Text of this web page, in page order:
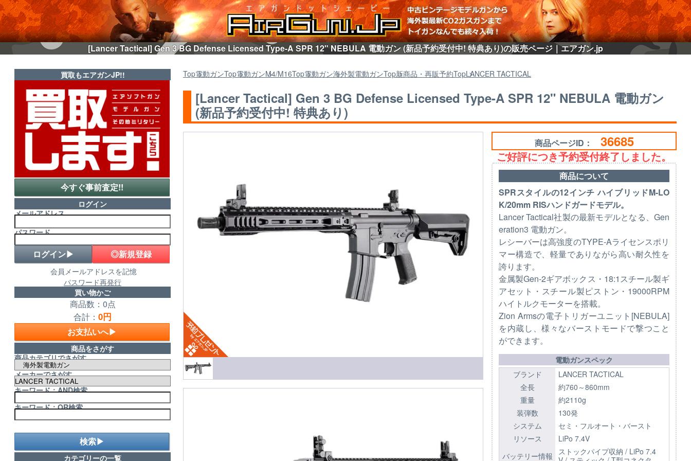
[Lancer Tactical] Gen 3 BG Defense Licensed Type-A SPR 12" NEBULA 電動ガン (新品予約受付中! 特典あり)の販売ページ｜エアガン.jp
Top電動ガンTop電動ガンM4/M16Top電動ガン海外製電動ガンTop新商品・再販予約TopLANCER TACTICAL
[Lancer Tactical] Gen 3 BG Defense Licensed Type-A SPR 12" NEBULA 電動ガン
(新品予約受付中! 特典あり)
商品ページID： 36685
ご好評につき予約受付終了しました。
商品について
SPRスタイルの12インチ ハイブリッドM-LO
K/20mm RISハンドガードモデル。
Lancer Tactical社製の最新モデルとなる、Gen
eration3 電動ガン。
レシーバーは高強度のTYPE-Aライセンスポリ
マー構造で、軽量でありながら高い耐久性を
誇ります。
金属製Gen-2ギアボックス・18:1スチール製ギ
アセット・スチール製ピストン・19000RPM
ハイトルクモーターを搭載。
Zion Armsの電子トリガーユニット[NEBULA]
を内蔵し、様々なバーストモードで撃つこと
ができます。
電動ガンスペック
ブランド
LANCER TACTICAL
全長
約760～860mm
重量
約2110g
装弾数
130発
システム
セミ・フルオート・バースト
リソース
LiPo 7.4V
バッテリー情報
ストックパイプ収納 / LiPo 7.4
買取もエアガンJP!!
今すぐ事前査定!!
ログイン
メールアドレス
パスワード
◎新規登録
会員メールアドレスを記憶
パスワード再発行
買い物かご
商品数：0点
合計： 0円
お支払いへ▶
商品をさがす
商品カテゴリでさがす
メーカーでさがす
キーワード：AND検索
キーワード：OR検索
検索▶
カテゴリーの一覧